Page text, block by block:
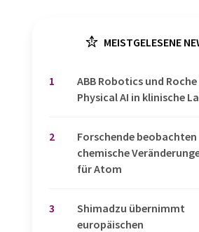
MEISTGELESENE
1
​​​​​​​ABB Robotics und
Physical AI in klinische
2
Forschende beobachten
chemische
für Atom
3
Shimadzu übernimmt
europäischen